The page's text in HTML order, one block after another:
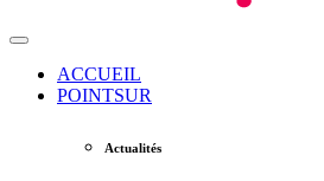
ACCUEIL
POINTSUR
Actualités